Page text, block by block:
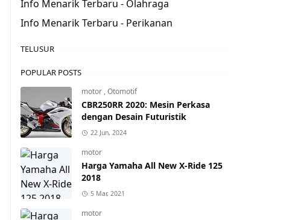
Info Menarik Terbaru - Olahraga
Info Menarik Terbaru - Perikanan
TELUSUR
POPULAR POSTS
motor ,Otomotif
CBR250RR 2020: Mesin Perkasa
dengan Desain Futuristik
22 Jun, 2024
motor
Harga Yamaha All New X-Ride 125
2018
5 Mar, 2021
motor